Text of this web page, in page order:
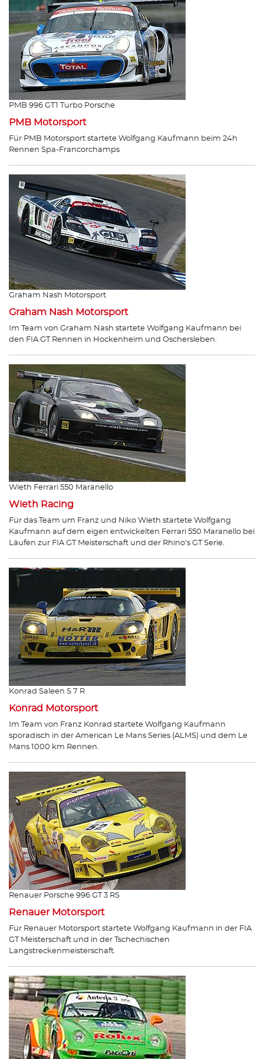
PMB 996 GT1 Turbo Porsche
PMB Motorsport
Für PMB Motorsport startete Wolfgang Kaufmann beim 24h
Rennen Spa-Francorchamps
Graham Nash Motorsport
Graham Nash Motorsport
Im Team von Graham Nash startete Wolfgang Kaufmann bei
den FIA GT Rennen in Hockenheim und Oschersleben.
Wieth Ferrari 550 Maranello
Wieth Racing
Für das Team um Franz und Niko Wieth startete Wolfgang
Kaufmann auf dem eigen entwickelten Ferrari 550 Maranello bei
Läufen zur FIA GT Meisterschaft und der Rhino's GT Serie.
Konrad Saleen S 7 R
Konrad Motorsport
Im Team von Franz Konrad startete Wolfgang Kaufmann
sporadisch in der American Le Mans Series (ALMS) und dem Le
Mans 1000 km Rennen.
Renauer Porsche 996 GT 3 RS
Renauer Motorsport
Für Renauer Motorsport startete Wolfgang Kaufmann in der FIA
GT Meisterschaft und in der Tschechischen
Langstreckenmeisterschaft.